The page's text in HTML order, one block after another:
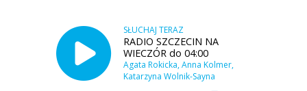
SŁUCHAJ TERAZ
RADIO SZCZECIN NA
WIECZÓR do 04:00
Agata Rokicka, Anna Kolmer,
Katarzyna Wolnik-Sayna